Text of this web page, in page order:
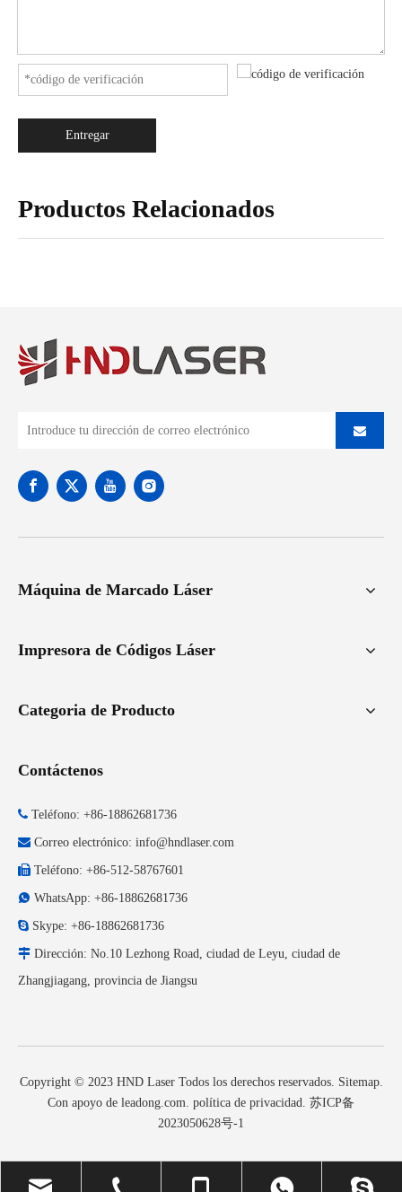
Entregar
Productos Relacionados
Máquina de Marcado Láser
Impresora de Códigos Láser
Categoria de Producto
Contáctenos
 Teléfono: +86-18862681736
 Correo electrónico: info@hndlaser.com
 Teléfono: +86-512-58767601
 WhatsApp: +86-18862681736
 Skype: +86-18862681736
 Dirección: No.10 Lezhong Road, ciudad de Leyu, ciudad de
Zhangjiagang, provincia de Jiangsu
Copyright © 2023 HND Laser Todos los derechos reservados. Sitemap.
Con apoyo de leadong.com. política de privacidad. 苏ICP备
2023050628号-1